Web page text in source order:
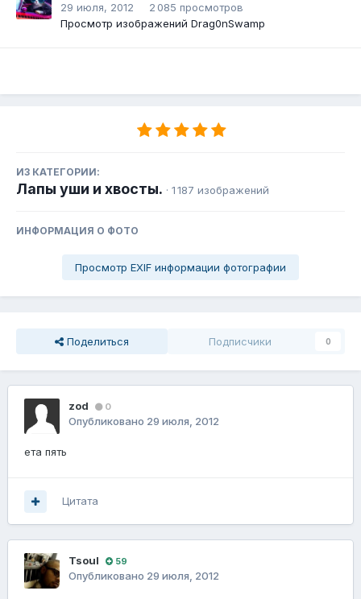
29 июля, 2012
2 085 просмотров
Просмотр изображений Drag0nSwamp
ИЗ КАТЕГОРИИ:
Лапы уши и хвосты. · 1 187 изображений
ИНФОРМАЦИЯ О ФОТО
Просмотр EXIF информации фотографии
Поделиться Подписчики 0
zod 0
Опубликовано 29 июля, 2012
ета пять
Цитата
Tsoul 59
Опубликовано 29 июля, 2012